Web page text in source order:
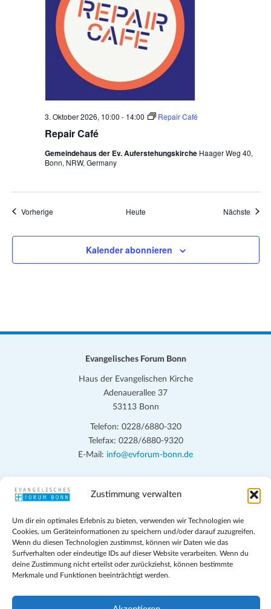
Zustimmung verwalten
Um dir ein optimales Erlebnis zu bieten, verwenden wir Technologien wie
Cookies, um Geräteinformationen zu speichern und/oder darauf zuzugreifen.
Wenn du diesen Technologien zustimmst, können wir Daten wie das
Surfverhalten oder eindeutige IDs auf dieser Website verarbeiten. Wenn du
deine Zustimmung nicht erteilst oder zurückziehst, können bestimmte
Merkmale und Funktionen beeinträchtigt werden.
Repair Café
3. Oktober 2026, 10:00 - 14:00 Repair Café
Gemeindehaus der Ev. Auferstehungskirche Haager Weg 40,
Bonn, NRW, Germany
VorherigeVeranstaltungen Heute Nächste
Kalender abonnieren
Evangelisches Forum Bonn
Haus der Evangelischen Kirche
Adenauerallee 37
53113 Bonn
Telefon: 0228/6880-320
Telefax: 0228/6880-9320
E-Mail: info@evforum-bonn.de
Veranstaltungen und den Angeboten vor Ort auf Grundfragen des
eingehen, zu offener Begegnung und ehrlicher Auseinandersetzung
anregen und mithelfen, aus der Verheißung des Evangeliums heraus
im individuellen und gesellschaftlichen Leben verantwortlich zu
denken, zu reden und zu handeln.
Datenschutz